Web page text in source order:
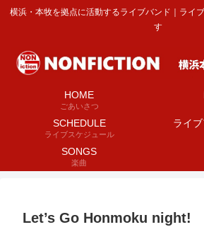
横浜・本牧を拠点に活動するライブバンド｜ライ
す
HOME
ごあいさつ
SCHEDULE
ライブスケジュール
ライ
SONGS
楽曲
Let’s Go Honmoku night!